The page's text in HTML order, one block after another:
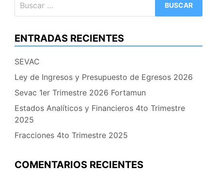
ENTRADAS RECIENTES
SEVAC
Ley de Ingresos y Presupuesto de Egresos 2026
Sevac 1er Trimestre 2026 Fortamun
Estados Analíticos y Financieros 4to Trimestre
2025
Fracciones 4to Trimestre 2025
COMENTARIOS RECIENTES